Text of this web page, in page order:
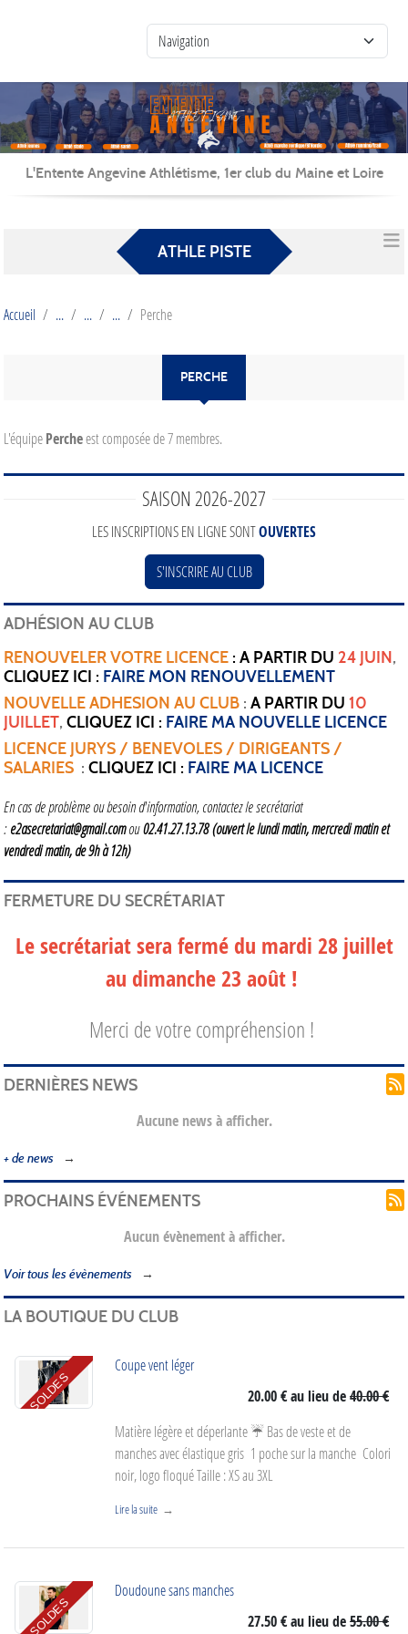
L'Entente Angevine Athlétisme, 1er club du Maine et Loire
ATHLE PISTE
Accueil Perche
PERCHE
L'équipePercheest composée de 7 membres.
SAISON 2026-2027
LES INSCRIPTIONS EN LIGNE SONTOUVERTES
S'INSCRIRE AU CLUB
ADHÉSION AU CLUB
RENOUVELER VOTRE LICENCE : A PARTIR DU 24 JUIN,
CLIQUEZ ICI : FAIRE MON RENOUVELLEMENT
NOUVELLE ADHESION AU CLUB : A PARTIR DU 10
JUILLET, CLIQUEZ ICI : FAIRE MA NOUVELLE LICENCE
LICENCE JURYS / BENEVOLES / DIRIGEANTS /
SALARIES : CLIQUEZ ICI : FAIRE MA LICENCE
En cas de problème ou besoin d'information, contactez le secrétariat
:e2asecretariat@gmail.comou02.41.27.13.78(ouvert le lundi matin, mercredi matin et
vendredi matin, de 9h à 12h)
FERMETURE DU SECRÉTARIAT
Le secrétariat sera fermé du mardi 28 juillet
au dimanche 23 août !
Merci de votre compréhension !
DERNIÈRES NEWS
Aucune news à afficher.
+ de news
PROCHAINS ÉVÉNEMENTS
Aucun évènement à afficher.
Voir tous les évènements
LA BOUTIQUE DU CLUB
SOLDES
Coupe vent léger
20.00 €au lieu de40.00 €
Matière légère et déperlante ☔️ Bas de veste et de
manches avec élastique gris 1 poche sur la manche Colori
noir, logo floqué Taille : XS au 3XL
Lire la suite
SOLDES
Doudoune sans manches
27.50 €au lieu de55.00 €